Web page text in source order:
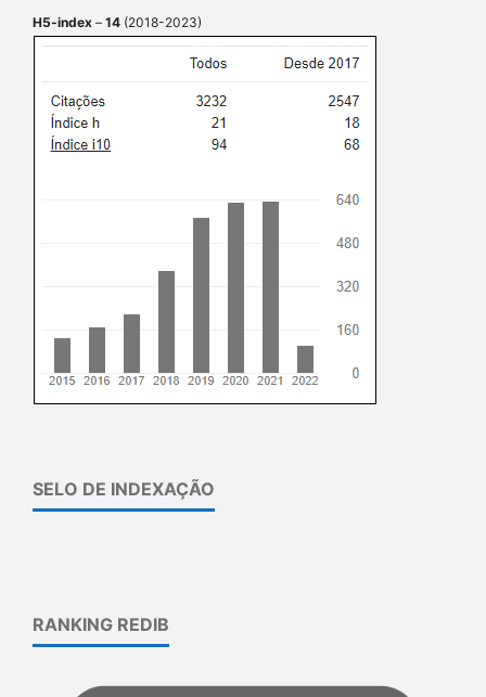
H5-index – 14 (2018-2023)
SELO DE INDEXAÇÃO
RANKING REDIB